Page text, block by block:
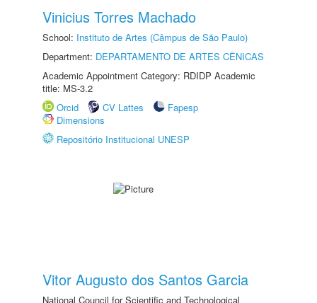
Vinicius Torres Machado
School: Instituto de Artes (Câmpus de São Paulo)
Department: DEPARTAMENTO DE ARTES CÊNICAS
Academic Appointment Category: RDIDP Academic
title: MS-3.2
Orcid
CV Lattes
Fapesp
Dimensions
Repositório Institucional UNESP
Vitor Augusto dos Santos Garcia
National Council for Scientific and Technological